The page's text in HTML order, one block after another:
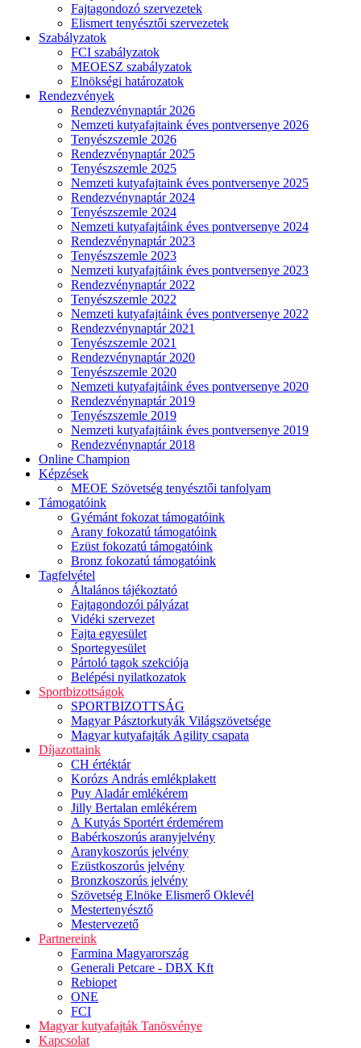
Fajtagondozó szervezetek
Elismert tenyésztői szervezetek
Szabályzatok
FCI szabályzatok
MEOESZ szabályzatok
Elnökségi határozatok
Rendezvények
Rendezvénynaptár 2026
Nemzeti kutyafajtaink éves pontversenye 2026
Tenyészszemle 2026
Rendezvénynaptár 2025
Tenyészszemle 2025
Nemzeti kutyafajtaink éves pontversenye 2025
Rendezvénynaptár 2024
Tenyészszemle 2024
Nemzeti kutyafajtáink éves pontversenye 2024
Rendezvénynaptár 2023
Tenyészszemle 2023
Nemzeti kutyafajtáink éves pontversenye 2023
Rendezvénynaptár 2022
Tenyészszemle 2022
Nemzeti kutyafajtáink éves pontversenye 2022
Rendezvénynaptár 2021
Tenyészszemle 2021
Rendezvénynaptár 2020
Tenyészszemle 2020
Nemzeti kutyafajtáink éves pontversenye 2020
Rendezvénynaptár 2019
Tenyészszemle 2019
Nemzeti kutyafajtáink éves pontversenye 2019
Rendezvénynaptár 2018
Online Champion
Képzések
MEOE Szövetség tenyésztői tanfolyam
Támogatóink
Gyémánt fokozat támogatóink
Arany fokozatú támogatóink
Ezüst fokozatú támogatóink
Bronz fokozatú támogatóink
Tagfelvétel
Általános tájékoztató
Fajtagondozói pályázat
Vidéki szervezet
Fajta egyesület
Sportegyesület
Pártoló tagok szekciója
Belépési nyilatkozatok
Sportbizottságok
SPORTBIZOTTSÁG
Magyar Pásztorkutyák Világszövetsége
Magyar kutyafajták Agility csapata
Díjazottaink
CH értéktár
Korózs András emlékplakett
Puy Aladár emlékérem
Jilly Bertalan emlékérem
A Kutyás Sportért érdemérem
Babérkoszorús aranyjelvény
Aranykoszorús jelvény
Ezüstkoszorús jelvény
Bronzkoszorús jelvény
Szövetség Elnöke Elismerő Oklevél
Mestertenyésztő
Mestervezető
Partnereink
Farmina Magyarország
Generali Petcare - DBX Kft
Rebiopet
ONE
FCI
Magyar kutyafajták Tanösvénye
Kapcsolat